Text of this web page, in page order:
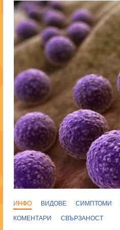
ИНФО ВИДОВЕ СИМПТОМИ
КОМЕНТАРИ СВЪРЗАНОСТ